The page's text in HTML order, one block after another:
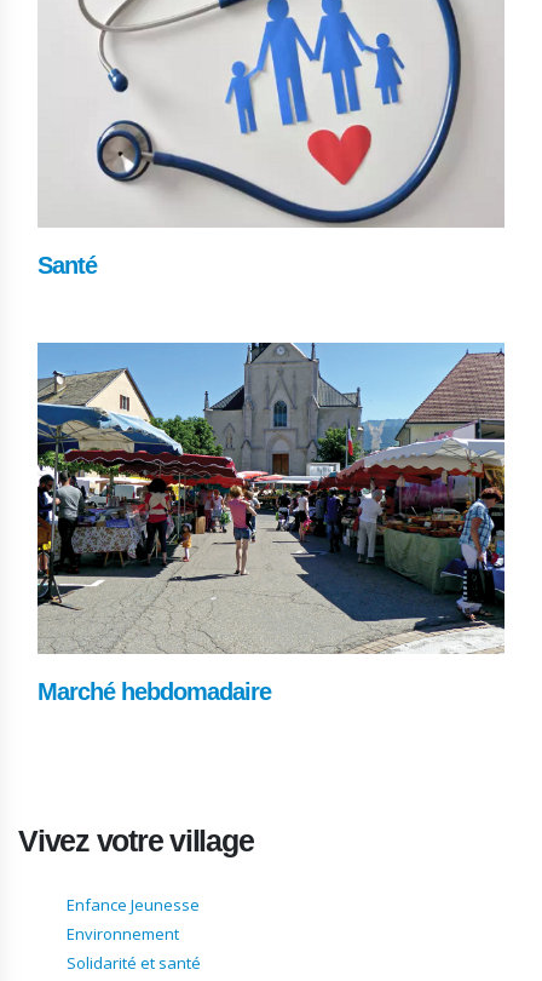
Santé
Marché hebdomadaire
Vivez votre village
Enfance Jeunesse
Environnement
Solidarité et santé